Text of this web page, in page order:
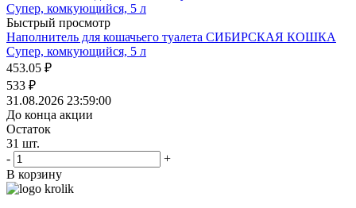
Быстрый просмотр
Наполнитель для кошачьего туалета СИБИРСКАЯ КОШКА
Супер, комкующийся, 5 л
453.05 ₽
533 ₽
31.08.2026 23:59:00
До конца акции
Остаток
31 шт.
-
+
В корзину